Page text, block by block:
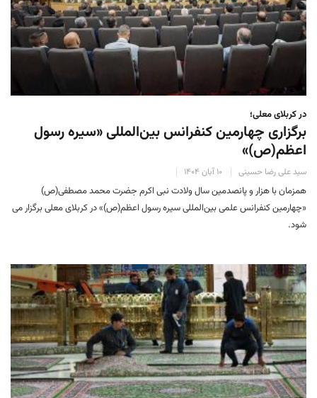
در کربلای معلی؛
برگزاری چهارمین کنفرانس بین‌المللی «سیره رسول
اعظم(ص)»
سید علی رضا حسینی ۱۰ آبان ۱۴۰۴
همزمان با هزار و پانصدمین سال ولادت نبی اکرم جضرت محمد مصطفی(ص)
«چهارمین کنفرانس علمی بین‌المللی سیره رسول اعظم(ص)» در کربلای معلی برگزار می
شود.